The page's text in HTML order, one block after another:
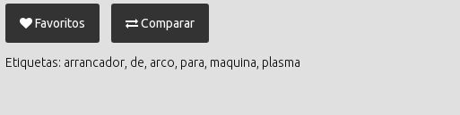
Favoritos Comparar
Etiquetas: arrancador de arco para maquina plasma